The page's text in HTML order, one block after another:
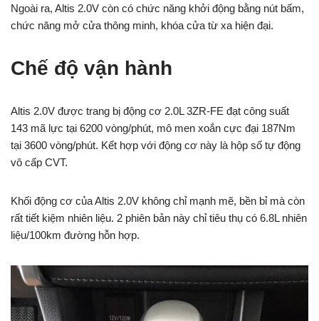
Ngoài ra, Altis 2.0V còn có chức năng khởi động bằng nút bấm,
chức năng mở cửa thông minh, khóa cửa từ xa hiện đại.
Chế độ vận hành
Altis 2.0V được trang bị động cơ 2.0L 3ZR-FE đạt công suất
143 mã lực tại 6200 vòng/phút, mô men xoắn cực đại 187Nm
tại 3600 vòng/phút. Kết hợp với động cơ này là hộp số tự động
vô cấp CVT.
Khối động cơ của Altis 2.0V không chỉ mạnh mẽ, bền bỉ mà còn
rất tiết kiệm nhiên liệu. 2 phiên bản này chỉ tiêu thụ có 6.8L nhiên
liệu/100km đường hỗn hợp.